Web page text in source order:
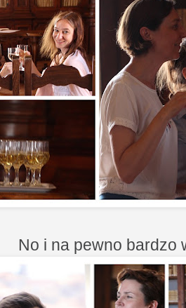
No i na pewno bardzo